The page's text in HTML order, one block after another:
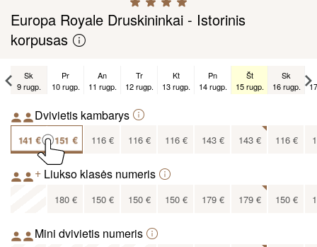
Europa Royale Druskininkai - Istorinis
korpusas
Sk
9 rugp.
Pr
10 rugp.
An
11 rugp.
Tr
12 rugp.
Kt
13 rugp.
Pn
14 rugp.
Št
15 rugp.
Sk
16 rugp.
6 rugs. Dvivietis kambarys
141 € 151 € 116 € 116 € 116 € 143 € 143 € 116 €
+ Liukso klasės numeris
180 € 150 € 150 € 150 € 179 € 179 € 150 €
Mini dvivietis numeris